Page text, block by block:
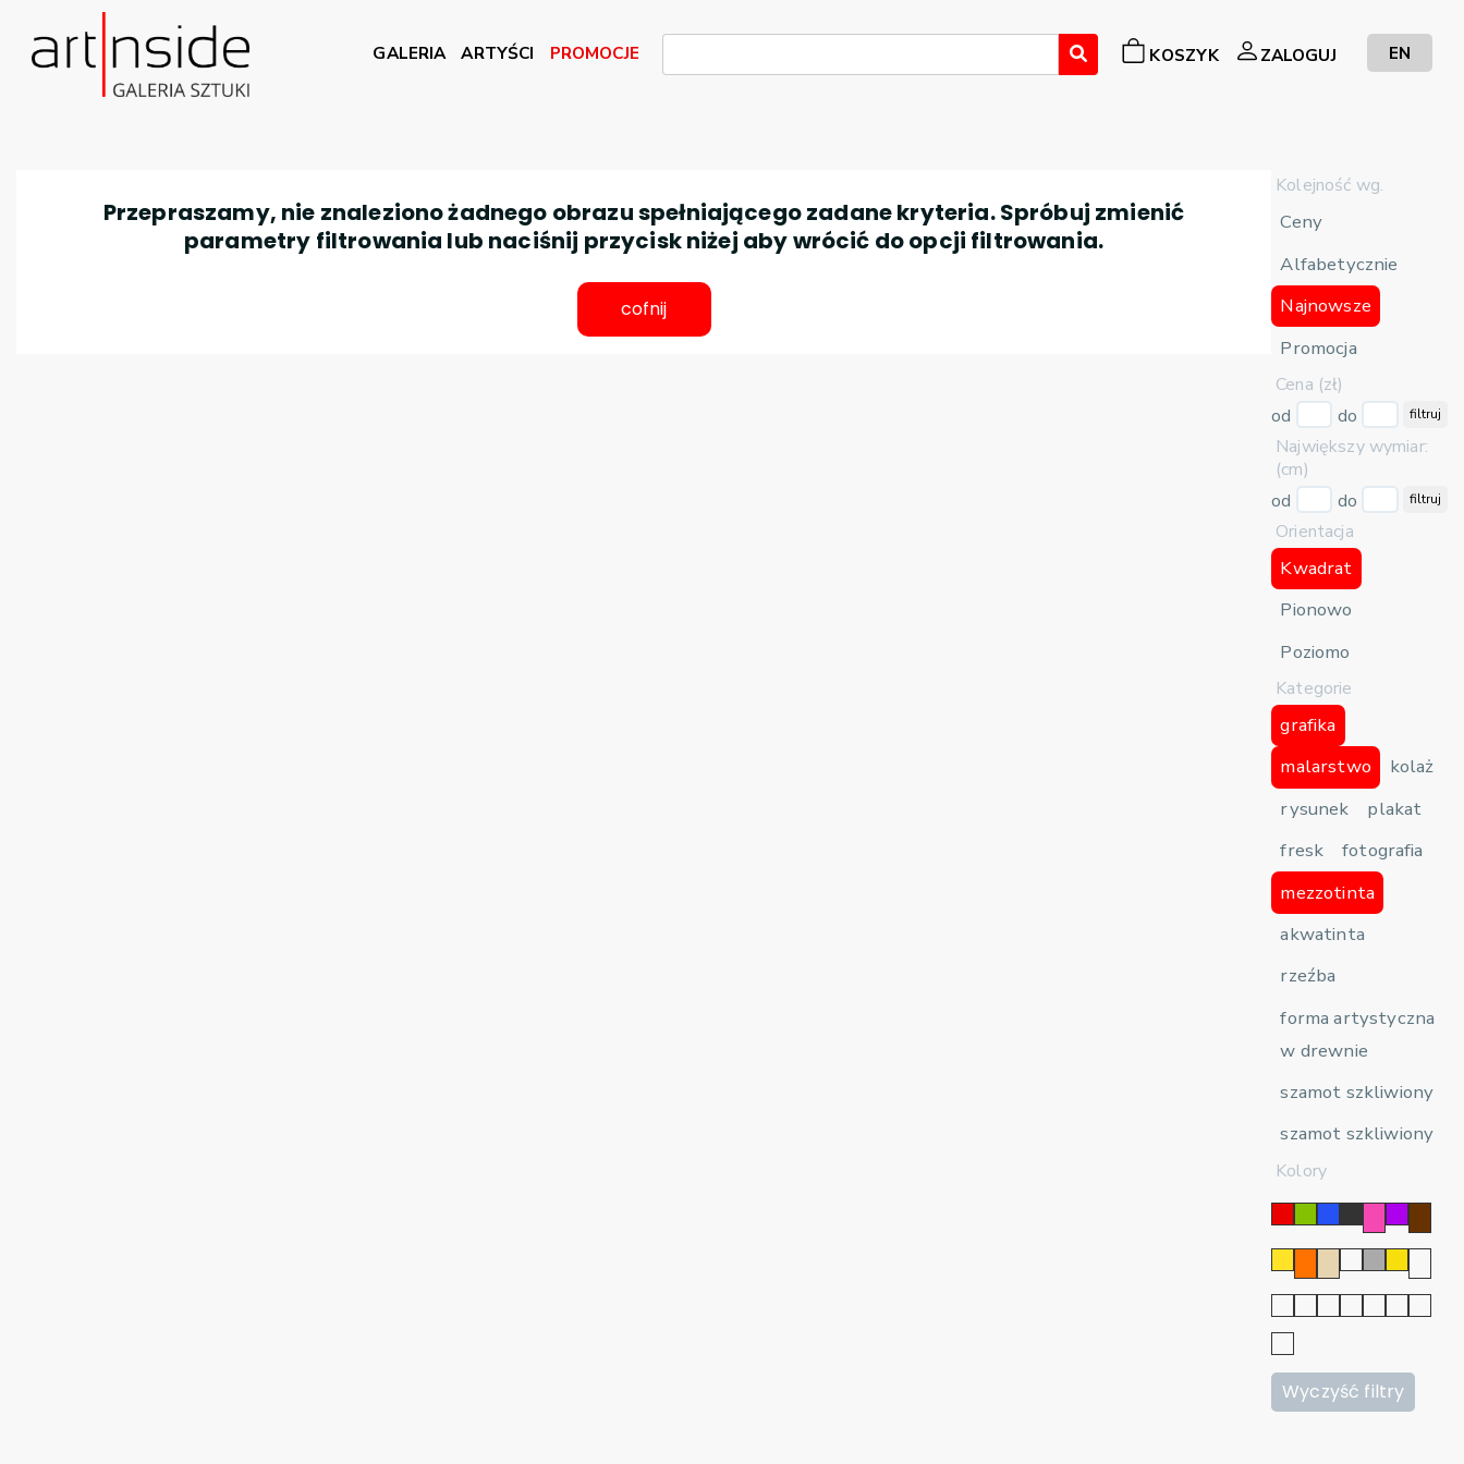
GALERIA ARTYŚCI PROMOCJE KOSZYK ZALOGUJ EN
Kolejność wg.
Ceny
Alfabetycznie
Najnowsze
Promocja
Cena (zł)
od
do filtruj
Największy wymiar:
(cm)
od
do filtruj
Orientacja
Kwadrat
Pionowo
Poziomo
Kategorie
grafika
malarstwo
kolaż
rysunek
plakat
fresk
fotografia
mezzotinta
akwatinta
rzeźba
forma artystyczna
w drewnie
szamot szkliwiony
szamot szkliwiony
Kolory
Wyczyść filtry
Przepraszamy, nie znaleziono żadnego obrazu spełniającego zadane kryteria. Spróbuj zmienić
parametry filtrowania lub naciśnij przycisk niżej aby wrócić do opcji filtrowania.
cofnij